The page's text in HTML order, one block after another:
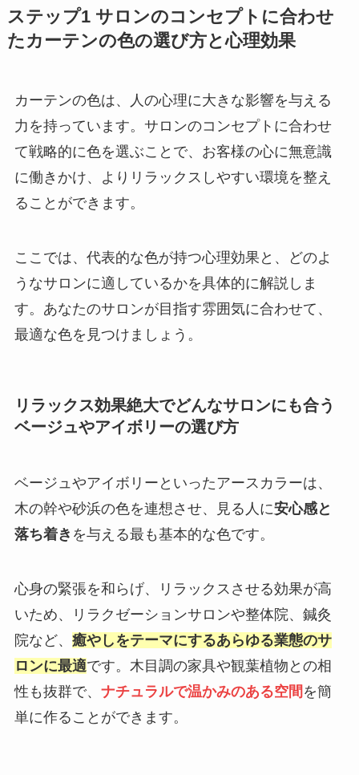
ステップ1 サロンのコンセプトに合わせ
たカーテンの色の選び方と心理効果
カーテンの色は、人の心理に大きな影響を与える
力を持っています。サロンのコンセプトに合わせ
て戦略的に色を選ぶことで、お客様の心に無意識
に働きかけ、よりリラックスしやすい環境を整え
ることができます。
ここでは、代表的な色が持つ心理効果と、どのよ
うなサロンに適しているかを具体的に解説しま
す。あなたのサロンが目指す雰囲気に合わせて、
最適な色を見つけましょう。
リラックス効果絶大でどんなサロンにも合う
ベージュやアイボリーの選び方
ベージュやアイボリーといったアースカラーは、
木の幹や砂浜の色を連想させ、見る人に安心感と
落ち着き を与える最も基本的な色です。
心身の緊張を和らげ、リラックスさせる効果が高
いため、リラクゼーションサロンや整体院、鍼灸
院など、 癒やしをテーマにするあらゆる業態のサ
ロンに最適です。木目調の家具や観葉植物との相
性も抜群で、 ナチュラルで温かみのある空間 を簡
単に作ることができます。